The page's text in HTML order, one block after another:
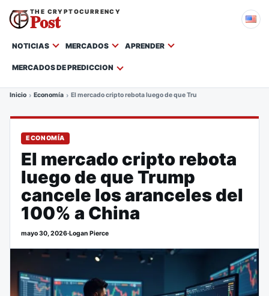
THE CRYPTOCURRENCY
Post
NOTICIAS MERCADOS APRENDER
MERCADOS DE PREDICCION
Inicio Economía El mercado cripto rebota luego de que Trump cancele los
ECONOMÍA
El mercado cripto rebota
luego de que Trump
cancele los aranceles del
100% a China
mayo 30, 2026·Logan Pierce